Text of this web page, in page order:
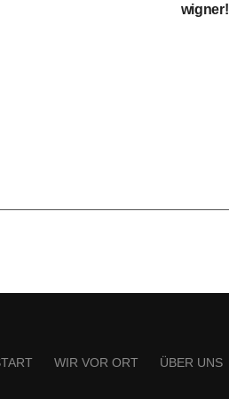
wigner!
WIR VOR ORT ÜBER UNS